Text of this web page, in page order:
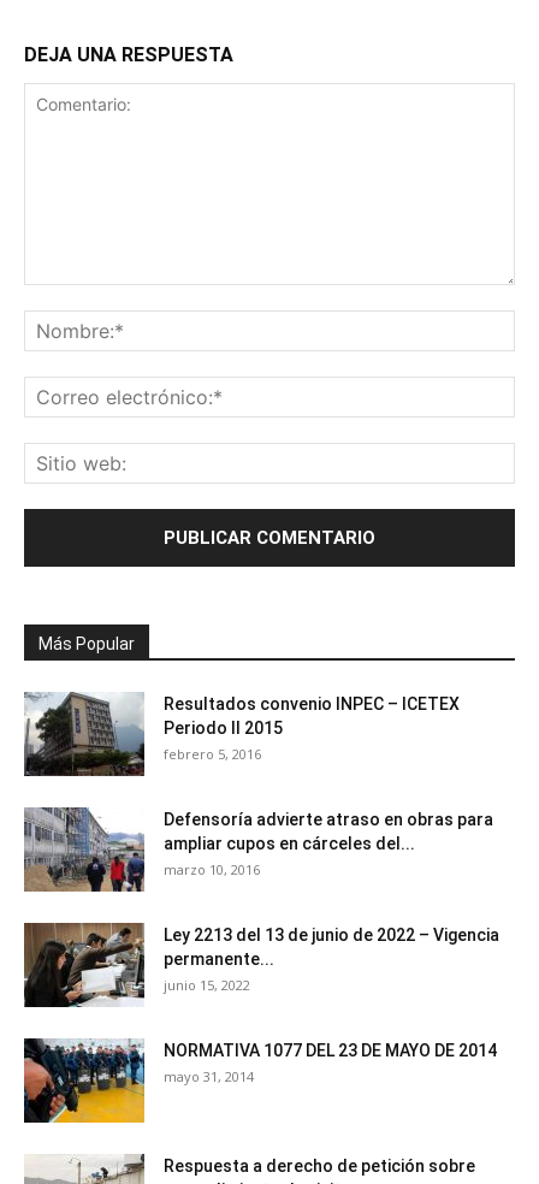
DEJA UNA RESPUESTA
Más Popular
Resultados convenio INPEC – ICETEX
Periodo II 2015
febrero 5, 2016
Defensoría advierte atraso en obras para
ampliar cupos en cárceles del...
marzo 10, 2016
Ley 2213 del 13 de junio de 2022 – Vigencia
permanente...
junio 15, 2022
NORMATIVA 1077 DEL 23 DE MAYO DE 2014
mayo 31, 2014
Respuesta a derecho de petición sobre